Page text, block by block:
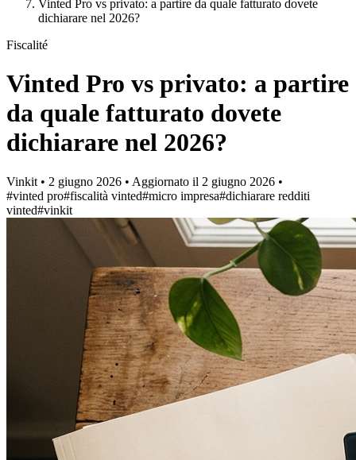
Vinted Pro vs privato: a partire da quale fatturato dovete
dichiarare nel 2026?
Fiscalité
Vinted Pro vs privato: a partire
da quale fatturato dovete
dichiarare nel 2026?
Vinkit • 2 giugno 2026 • Aggiornato il 2 giugno 2026 •
#vinted pro#fiscalità vinted#micro impresa#dichiarare redditi
vinted#vinkit